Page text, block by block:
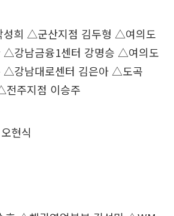
희 △군산지점 김두형 △여의도
△강남금융1센터 강명승 △여의도
△강남대로센터 김은아 △도곡
주지점 이승주
현식